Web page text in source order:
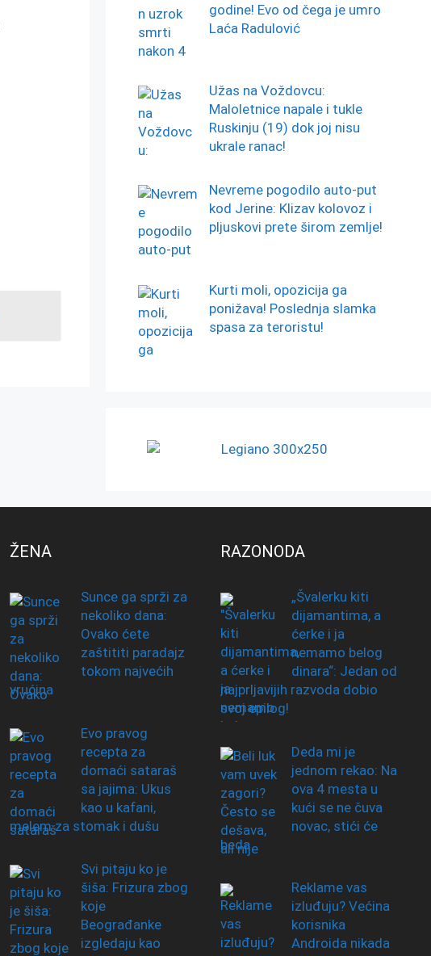
godine! Evo od čega je umro
Laća Radulović
Užas na Voždovcu:
Maloletnice napale i tukle
Ruskinju (19) dok joj nisu
ukrale ranac!
Nevreme pogodilo auto-put
kod Jerine: Klizav kolovoz i
pljuskovi prete širom zemlje!
Kurti moli, opozicija ga
ponižava! Poslednja slamka
spasa za teroristu!
ŽENA
Sunce ga sprži za
nekoliko dana:
Ovako ćete
zaštititi paradajz
tokom najvećih
vrućina
Evo pravog
recepta za
domaći sataraš
sa jajima: Ukus
kao u kafani,
melem za stomak i dušu
Svi pitaju ko je
šiša: Frizura zbog
koje
Beograđanke
izgledaju kao
RAZONODA
„Švalerku kiti
dijamantima, a
ćerke i ja
nemamo belog
dinara“: Jedan od
najprljavijih razvoda dobio
svoj epilog!
Deda mi je
jednom rekao: Na
ova 4 mesta u
kući se ne čuva
novac, stići će
beda
Reklame vas
izluđuju? Većina
korisnika
Androida nikada